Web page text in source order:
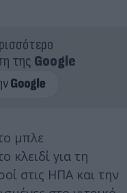
της Google
μπλε
κλειδί για τη
στις ΗΠΑ και την